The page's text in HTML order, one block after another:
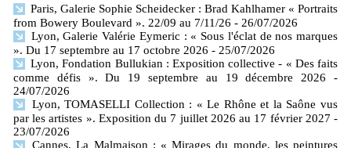
Paris, Galerie Sophie Scheidecker : Brad Kahlhamer « Portraits
from Bowery Boulevard ». 22/09 au 7/11/26 - 26/07/2026
Lyon, Galerie Valérie Eymeric : « Sous l'éclat de nos marques
». Du 17 septembre au 17 octobre 2026 - 25/07/2026
Lyon, Fondation Bullukian : Exposition collective - « Des faits
comme défis ». Du 19 septembre au 19 décembre 2026
-
24/07/2026
Lyon, TOMASELLI Collection : « Le Rhône et la Saône vus
par les artistes ». Exposition du 7 juillet 2026 au 17 février 2027 -
23/07/2026
Cannes, La Malmaison : « Mirages du monde, les peintures